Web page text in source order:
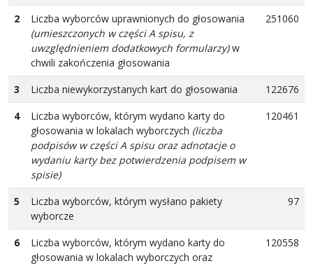
2
Liczba wyborców uprawnionych do głosowania
(umieszczonych w części A spisu, z
uwzględnieniem dodatkowych formularzy)w
chwili zakończenia głosowania
251060
3 Liczba niewykorzystanych kart do głosowania
122676
4
Liczba wyborców, którym wydano karty do
głosowania w lokalach wyborczych (liczba
podpisów w części A spisu oraz adnotacje o
wydaniu karty bez potwierdzenia podpisem w
spisie)
120461
5
Liczba wyborców, którym wysłano pakiety
wyborcze
97
6
Liczba wyborców, którym wydano karty do
głosowania w lokalach wyborczych oraz
120558